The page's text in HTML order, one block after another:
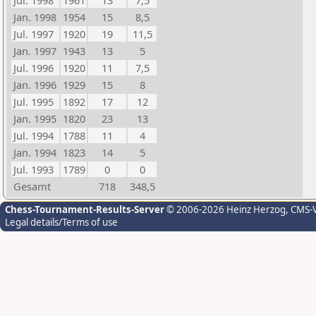
Jan. 1998 1954 15
8,5
Jul. 1997
1920 19
11,5
Jan. 1997 1943 13
5
Jul. 1996
1920 11
7,5
Jan. 1996 1929 15
8
Jul. 1995
1892 17
12
Jan. 1995 1820 23
13
Jul. 1994
1788 11
4
Jan. 1994 1823 14
5
Jul. 1993
1789 0
0
Gesamt
718 348,5
Chess-Tournament-Results-Server© 2006-2026 Heinz Herzog,
Legal details/Terms of use